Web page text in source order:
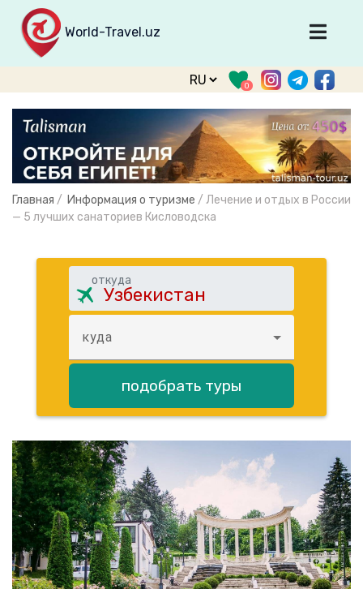
World-Travel.uz
Главная
Направления
Туры
Тур. фирмы
Табло прилета
О туризме
Зарегистрироваться
0
Главная / Информация о туризме / Лечение и отдых в России
— 5 лучших санаториев Кисловодска
откуда
куда
подобрать туры